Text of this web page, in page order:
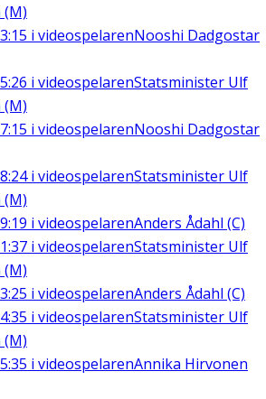
i videospelarenNooshi Dadgostar
i videospelarenStatsminister Ulf
i videospelarenNooshi Dadgostar
i videospelarenStatsminister Ulf
i videospelarenAnders Ådahl (C)
i videospelarenStatsminister Ulf
i videospelarenAnders Ådahl (C)
i videospelarenStatsminister Ulf
i videospelarenAnnika Hirvonen